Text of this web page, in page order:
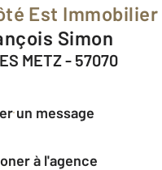
Est Immobilier
Simon
METZ - 57070
un message
à l'agence